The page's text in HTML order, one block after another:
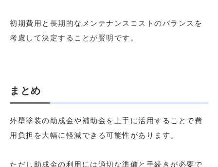
初期費用と長期的なメンテナンスコストのバランスを
考慮して決定することが賢明です。
まとめ
外壁塗装の助成金や補助金を上手に活用することで費
用負担を大幅に軽減できる可能性があります。
ただし助成金の利用には適切な準備と手続きが必要で